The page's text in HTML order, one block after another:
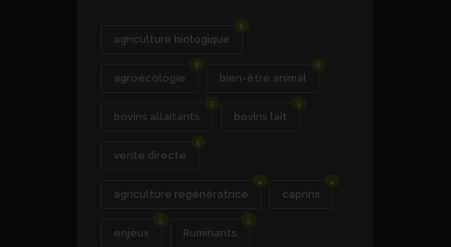
agriculture biologique
8
agroécologie
8
bien-être animal
6
bovins allaitants
5
bovins lait
5
vente directe
5
agriculture régénératrice
4
caprins
4
enjeux
4
Ruminants
4